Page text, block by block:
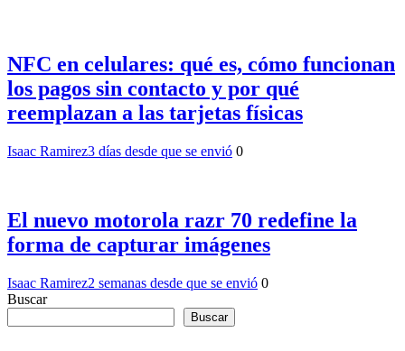
NFC en celulares: qué es, cómo funcionan
los pagos sin contacto y por qué
reemplazan a las tarjetas físicas
Isaac Ramirez3 días desde que se envió 0
El nuevo motorola razr 70 redefine la
forma de capturar imágenes
Isaac Ramirez2 semanas desde que se envió 0
Buscar
Buscar